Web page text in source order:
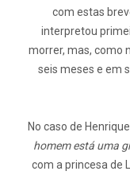
com estas
interpretou
morrer, mas, como
seis meses e em
No caso de
homem está uma
com a princesa de